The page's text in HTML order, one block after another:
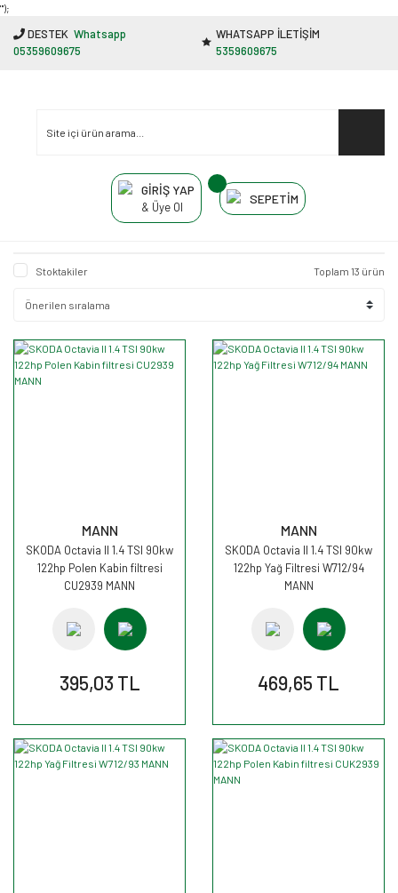
"');
DESTEK Whatsapp
05359609675
WHATSAPP İLETİŞİM
5359609675
GİRİŞ YAP
& Üye Ol
SEPETİM
Stoktakiler Toplam 13 ürün
MANN
SKODA Octavia II 1.4 TSI 90kw
122hp Polen Kabin filtresi
CU2939 MANN
395,03 TL
MANN
SKODA Octavia II 1.4 TSI 90kw
122hp Yağ Filtresi W712/94
MANN
469,65 TL